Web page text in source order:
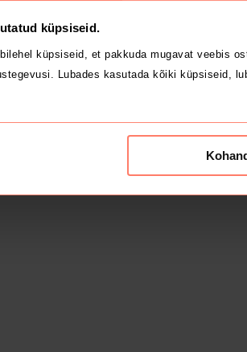
küpsiseid.
küpsiseid, et pakkuda mugavat veebis
Lubades kasutada kõiki küpsiseid,